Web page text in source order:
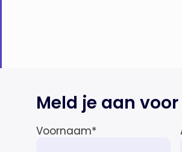
Meld je aan
Voornaam*